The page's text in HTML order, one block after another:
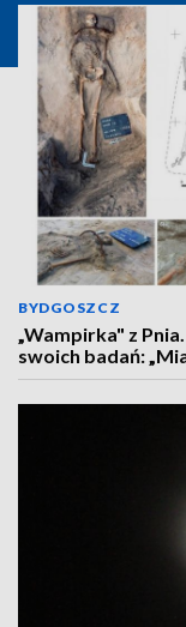
BYDGOSZCZ
„Wampirka" z
swoich badań: